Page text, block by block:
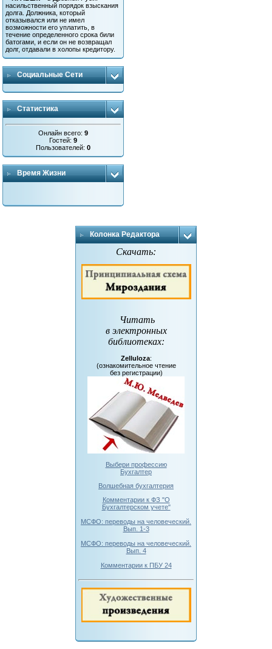
насильственный порядок взыскания
долга. Должника, который
отказывался или не имел
возможности его уплатить, в
течение определенного срока били
батогами, и если он не возвращал
долг, отдавали в холопы кредитору.
Социальные Сети
Статистика
Онлайн всего:9
Гостей:9
Пользователей:0
Время Жизни
Колонка Редактора
Скачать:
Читать
в электронных
библиотеках:
Zelluloza:
(ознакомительное чтение
без регистрации)
Выбери профессию
Бухгалтер
Волшебная бухгалтерия
Комментарии к ФЗ "О
Бухгалтерском учете"
МСФО: переводы на человеческий.
Вып. 1-3
МСФО: переводы на человеческий.
Вып. 4
Комментарии к ПБУ 24